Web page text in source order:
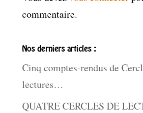
commentaire.
Nos derniers articles :
Cinq comptes-rendus de
lectures…
QUATRE CERCLES DE